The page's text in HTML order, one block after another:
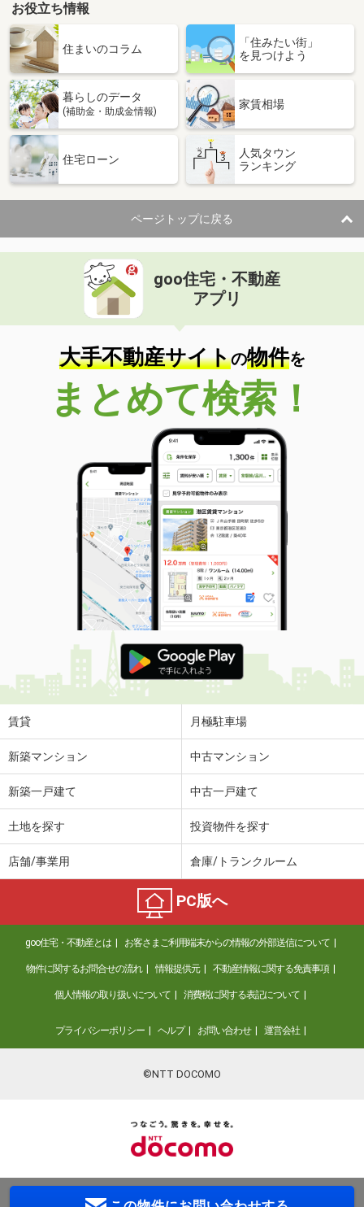
お役立ち情報
住まいのコラム
「住みたい街」
を見つけよう
暮らしのデータ
(補助金・助成金情報)
家賃相場
住宅ローン
人気タウン
ランキング
ページトップに戻る
goo住宅・不動産
アプリ
大手不動産サイトの物件を
まとめて検索！
賃貸 月極駐車場
新築マンション 中古マンション
新築一戸建て 中古一戸建て
土地を探す 投資物件を探す
店舗/事業用 倉庫/トランクルーム
PC版へ
goo住宅・不動産とは お客さまご利用端末からの情報の外部送信について
物件に関するお問合せの流れ 情報提供元 不動産情報に関する免責事項
個人情報の取り扱いについて 消費税に関する表記について
プライバシーポリシー ヘルプ お問い合わせ 運営会社
©NTT DOCOMO